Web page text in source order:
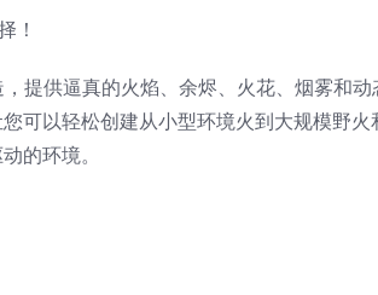
！
提供逼真的火焰、余烬、火花、烟雾和
可以轻松创建从小型环境火到大规模野
的环境。